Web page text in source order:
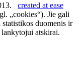
created at ease
„cookies“). Jie gali
duomenis ir
atskirai.